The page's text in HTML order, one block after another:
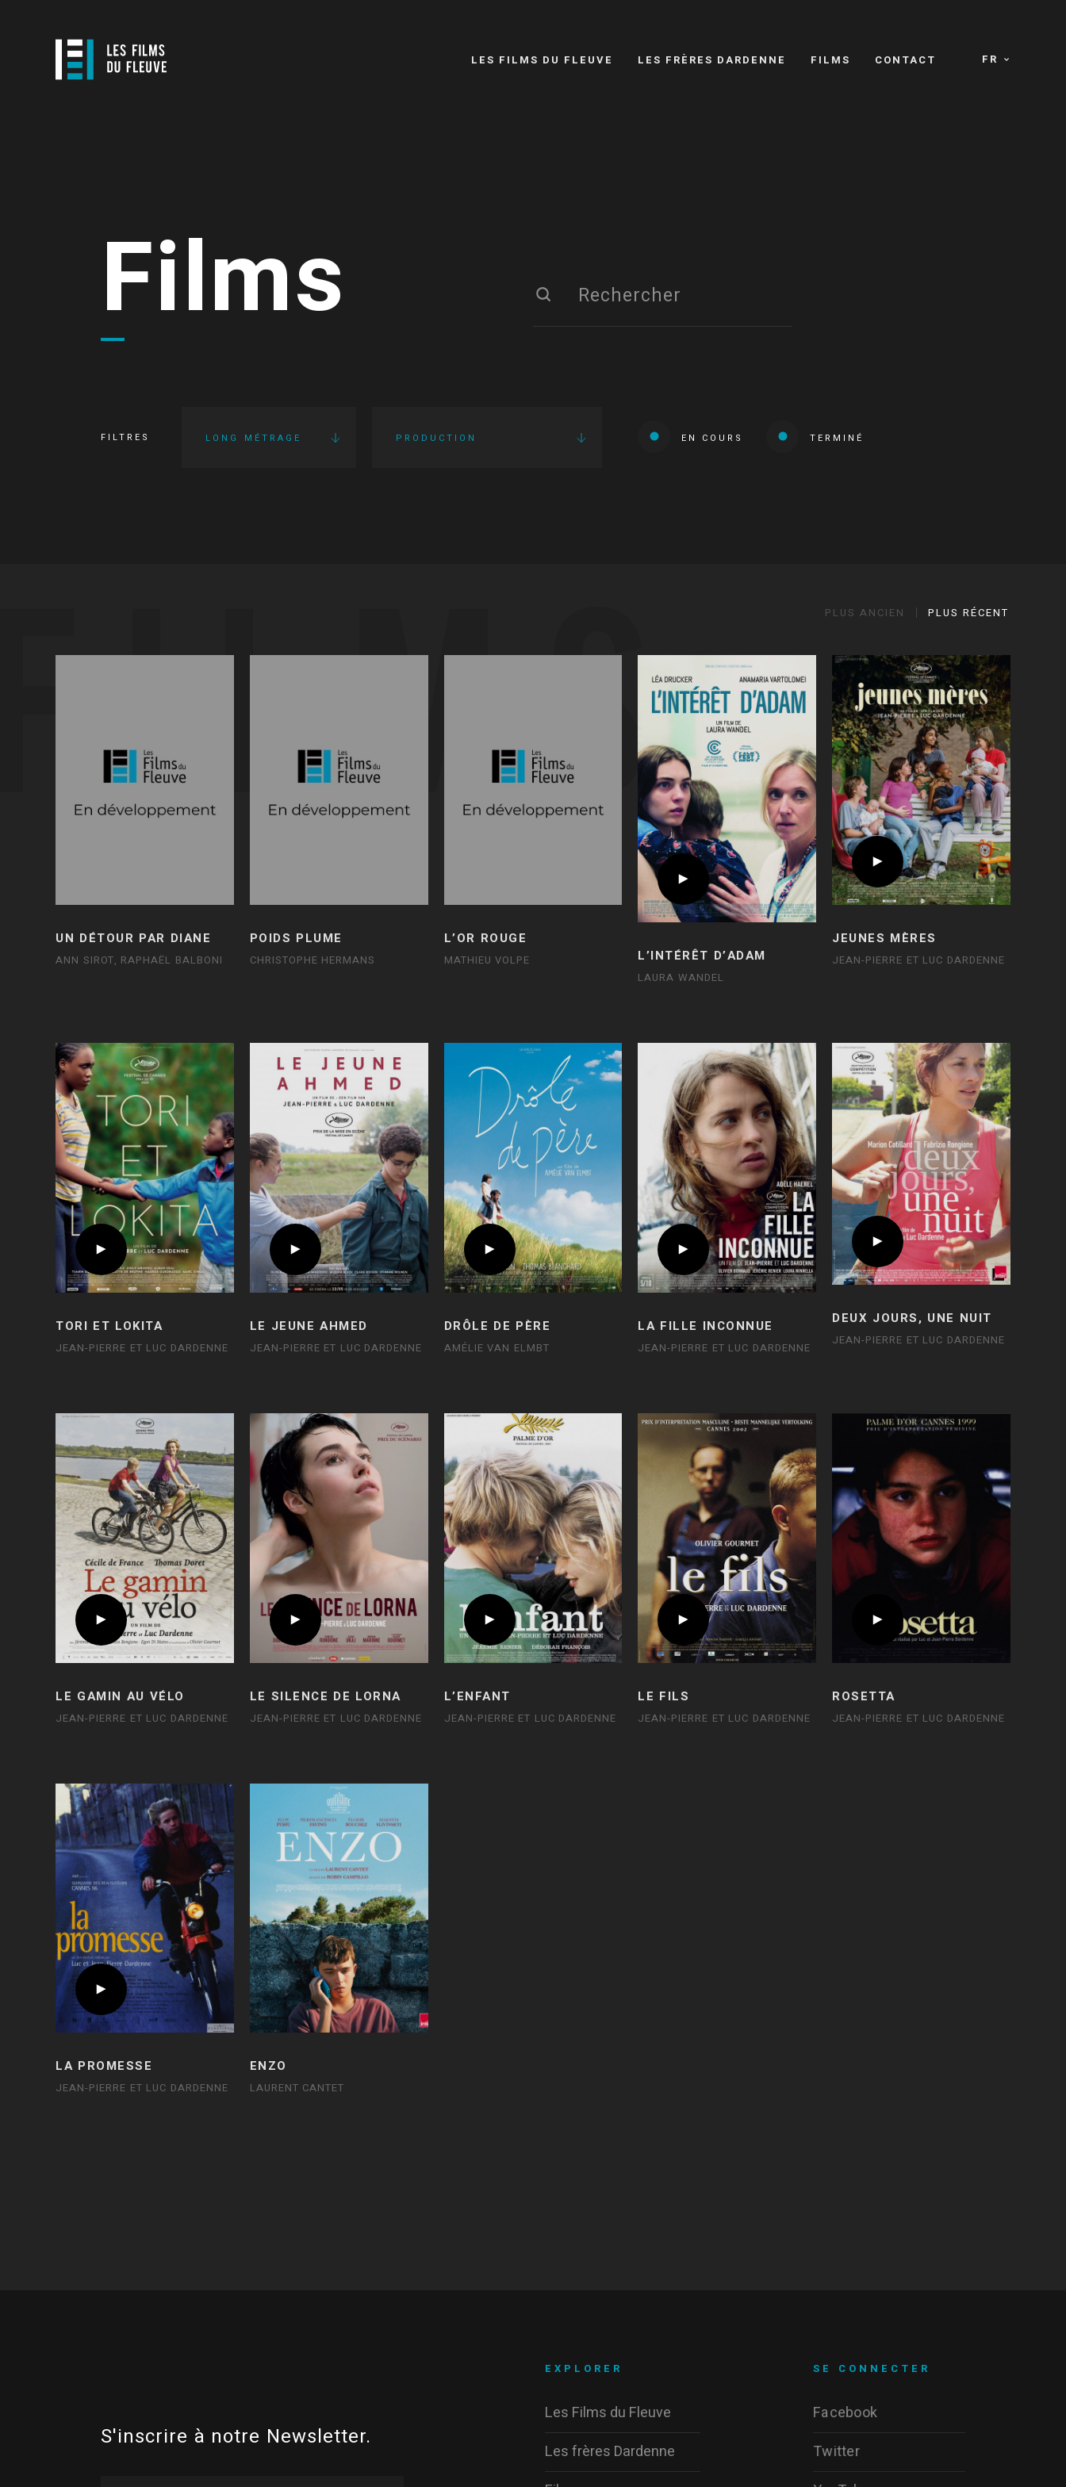
FR
LES FILMS DU FLEUVE LES FRÈRES DARDENNE FILMS CONTACT
Films
FILTRES LONG MÉTRAGE PRODUCTION EN COURS TERMINÉ
PLUS ANCIEN PLUS RÉCENT
UN DÉTOUR PAR DIANE
ANN SIROT, RAPHAËL BALBONI
POIDS PLUME
CHRISTOPHE HERMANS
L’OR ROUGE
MATHIEU VOLPE L’INTÉRÊT D’ADAM
LAURA WANDEL
JEUNES MÈRES
JEAN-PIERRE ET LUC DARDENNE
TORI ET LOKITA
JEAN-PIERRE ET LUC DARDENNE
LE JEUNE AHMED
JEAN-PIERRE ET LUC DARDENNE
DRÔLE DE PÈRE
AMÉLIE VAN ELMBT
LA FILLE INCONNUE
JEAN-PIERRE ET LUC DARDENNE
DEUX JOURS, UNE NUIT
JEAN-PIERRE ET LUC DARDENNE
LE GAMIN AU VÉLO
JEAN-PIERRE ET LUC DARDENNE
LE SILENCE DE LORNA
JEAN-PIERRE ET LUC DARDENNE
L’ENFANT
JEAN-PIERRE ET LUC DARDENNE
LE FILS
JEAN-PIERRE ET LUC DARDENNE
ROSETTA
JEAN-PIERRE ET LUC DARDENNE
LA PROMESSE
JEAN-PIERRE ET LUC DARDENNE
ENZO
LAURENT CANTET
S'inscrire à notre Newsletter.
SE CONNECTER
Facebook
Twitter
EXPLORER
Les Films du Fleuve
Les frères Dardenne